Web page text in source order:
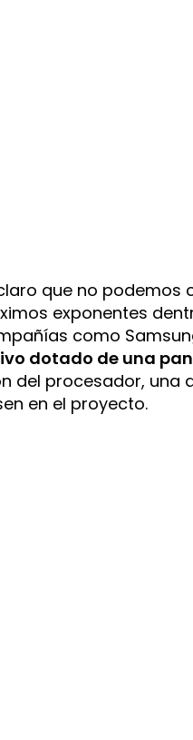
que no podemos
exponentes
como
dotado de una
del procesador,
en el proyecto.